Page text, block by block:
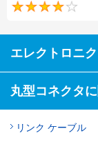
エレクトロニ
丸型コネクタ
リンク ケーブル